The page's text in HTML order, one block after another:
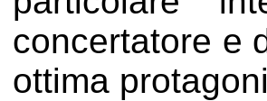
concertatore e
ottima